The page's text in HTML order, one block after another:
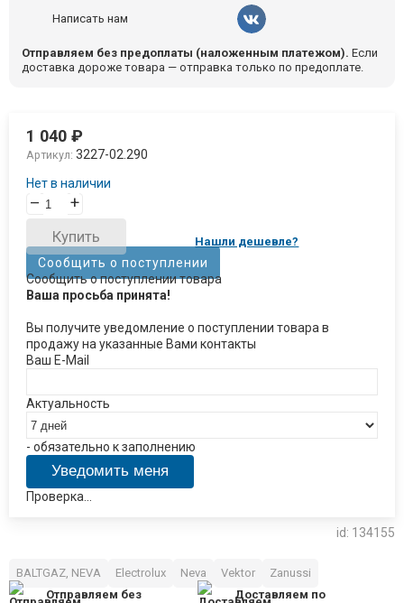
Написать нам
Отправляем без предоплаты (наложенным платежом). Если
доставка дороже товара — отправка только по предоплате.
1 040₽
Артикул: 3227-02.290
Нет в наличии
– +
Купить Нашли дешевле?
Сообщить о поступлении
Сообщить о поступлении товара
Ваша просьба принята!
Вы получите уведомление о поступлении товара в
продажу на указанные Вами контакты
Ваш E-Mail
Актуальность
- обязательно к заполнению
Проверка...
id: 134155
BALTGAZ, NEVA Electrolux Neva Vektor
Zanussi
Отправляем без
Доставляем по